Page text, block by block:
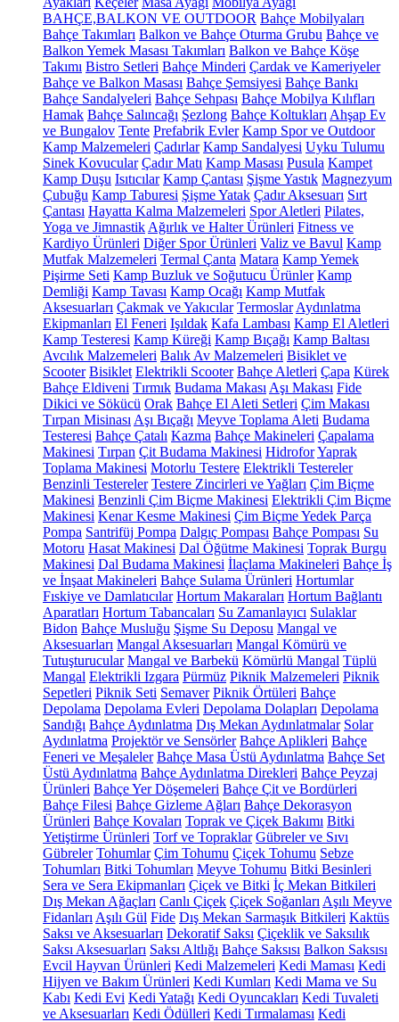
BAHÇE,BALKON VE OUTDOOR Bahçe Mobilyaları
Bahçe Takımları Balkon ve Bahçe Oturma Grubu Bahçe ve
Balkon Yemek Masası Takımları Balkon ve Bahçe Köşe
Takımı Bistro Setleri Bahçe Minderi Çardak ve Kameriyeler
Bahçe ve Balkon Masası Bahçe Şemsiyesi Bahçe Bankı
Bahçe Sandalyeleri Bahçe Sehpası Bahçe Mobilya Kılıfları
Hamak Bahçe Salıncağı Şezlong Bahçe Koltukları Ahşap Ev
ve Bungalov Tente Prefabrik Evler Kamp Spor ve Outdoor
Kamp Malzemeleri Çadırlar Kamp Sandalyesi Uyku Tulumu
Sinek Kovucular Çadır Matı Kamp Masası Pusula Kampet
Kamp Duşu Isıtıcılar Kamp Çantası Şişme Yastık Magnezyum
Çubuğu Kamp Taburesi Şişme Yatak Çadır Aksesuarı Sırt
Çantası Hayatta Kalma Malzemeleri Spor Aletleri Pilates,
Yoga ve Jimnastik Ağırlık ve Halter Ürünleri Fitness ve
Kardiyo Ürünleri Diğer Spor Ürünleri Valiz ve Bavul Kamp
Mutfak Malzemeleri Termal Çanta Matara Kamp Yemek
Pişirme Seti Kamp Buzluk ve Soğutucu Ürünler Kamp
Demliği Kamp Tavası Kamp Ocağı Kamp Mutfak
Aksesuarları Çakmak ve Yakıcılar Termoslar Aydınlatma
Ekipmanları El Feneri Işıldak Kafa Lambası Kamp El Aletleri
Kamp Testeresi Kamp Küreği Kamp Bıçağı Kamp Baltası
Avcılık Malzemeleri Balık Av Malzemeleri Bisiklet ve
Scooter Bisiklet Elektrikli Scooter Bahçe Aletleri Çapa Kürek
Bahçe Eldiveni Tırmık Budama Makası Aşı Makası Fide
Dikici ve Sökücü Orak Bahçe El Aleti Setleri Çim Makası
Tırpan Misinası Aşı Bıçağı Meyve Toplama Aleti Budama
Testeresi Bahçe Çatalı Kazma Bahçe Makineleri Çapalama
Makinesi Tırpan Çit Budama Makinesi HidroforYaprak
Toplama Makinesi Motorlu Testere Elektrikli Testereler
Benzinli Testereler Testere Zincirleri ve Yağları Çim Biçme
Makinesi Benzinli Çim Biçme Makinesi Elektrikli Çim Biçme
Makinesi Kenar Kesme Makinesi Çim Biçme Yedek Parça
Pompa Santrifüj Pompa Dalgıç Pompası Bahçe Pompası Su
Motoru Hasat Makinesi Dal Öğütme Makinesi Toprak Burgu
Makinesi Dal Budama Makinesi İlaçlama Makineleri Bahçe İş
ve İnşaat Makineleri Bahçe Sulama Ürünleri Hortumlar
Fıskiye ve Damlatıcılar Hortum Makaraları Hortum Bağlantı
Aparatları Hortum Tabancaları Su Zamanlayıcı Sulaklar
Bidon Bahçe Musluğu Şişme Su Deposu Mangal ve
Aksesuarları Mangal Aksesuarları Mangal Kömürü ve
Tutuşturucular Mangal ve Barbekü Kömürlü Mangal Tüplü
Mangal Elektrikli Izgara Pürmüz Piknik Malzemeleri Piknik
Sepetleri Piknik Seti Semaver Piknik Örtüleri Bahçe
Depolama Depolama Evleri Depolama Dolapları Depolama
Sandığı Bahçe Aydınlatma Dış Mekan Aydınlatmalar Solar
Aydınlatma Projektör ve Sensörler Bahçe Aplikleri Bahçe
Feneri ve Meşaleler Bahçe Masa Üstü Aydınlatma Bahçe Set
Üstü Aydınlatma Bahçe Aydınlatma Direkleri Bahçe Peyzaj
Ürünleri Bahçe Yer Döşemeleri Bahçe Çit ve Bordürleri
Bahçe Filesi Bahçe Gizleme Ağları Bahçe Dekorasyon
Ürünleri Bahçe Kovaları Toprak ve Çiçek Bakımı Bitki
Yetiştirme Ürünleri Torf ve Topraklar Gübreler ve Sıvı
Gübreler Tohumlar Çim Tohumu Çiçek Tohumu Sebze
Tohumları Bitki Tohumları Meyve Tohumu Bitki Besinleri
Sera ve Sera Ekipmanları Çiçek ve Bitki İç Mekan Bitkileri
Dış Mekan Ağaçları Canlı Çiçek Çiçek Soğanları Aşılı Meyve
Fidanları Aşılı Gül Fide Dış Mekan Sarmaşık Bitkileri Kaktüs
Saksı ve Aksesuarları Dekoratif Saksı Çiçeklik ve Saksılık
Saksı Aksesuarları Saksı Altlığı Bahçe Saksısı Balkon Saksısı
Evcil Hayvan Ürünleri Kedi Malzemeleri Kedi Maması Kedi
Hijyen ve Bakım Ürünleri Kedi Kumları Kedi Mama ve Su
Kabı Kedi Evi Kedi Yatağı Kedi Oyuncakları Kedi Tuvaleti
ve Aksesuarları Kedi Ödülleri Kedi Tırmalaması Kedi